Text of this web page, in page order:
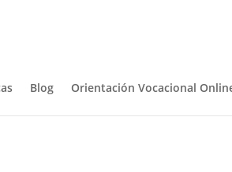
Blog Orientación Vocacional